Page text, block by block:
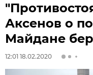
Аксенов о
Майдане
12:01 18.02.2020